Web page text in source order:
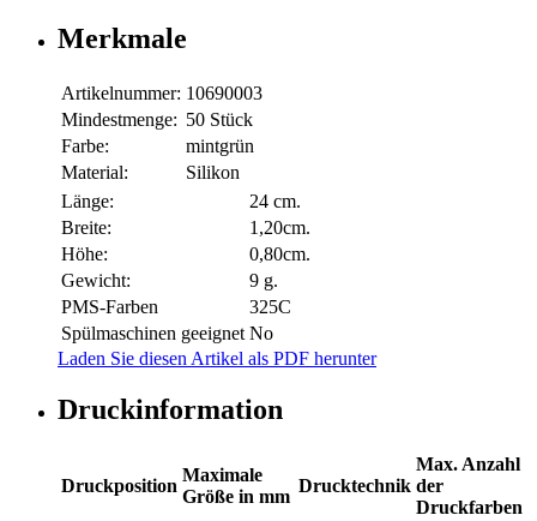
Merkmale
Artikelnummer: 10690003
Mindestmenge: 50 Stück
Farbe:
mintgrün
Material:
Silikon
Länge:
24 cm.
Breite:
1,20cm.
Höhe:
0,80cm.
Gewicht:
9 g.
PMS-Farben
325C
Spülmaschinen geeignet No
Laden Sie diesen Artikel als PDF herunter
Druckinformation
Druckposition
Maximale
Größe in mm
Drucktechnik
Max. Anzahl
der
Druckfarben